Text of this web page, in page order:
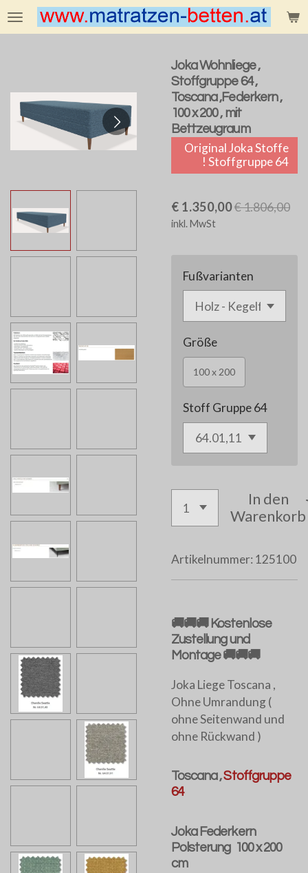
Zum
Hauptinhalt
Joka Wohnliege ,
Stoffgruppe 64 ,
Toscana ,Federkern ,
100 x 200 , mit
Bettzeugraum
Original Joka Stoffe
! Stoffgruppe 64
€ 1.350,00€ 1.806,00
inkl. MwSt
Fußvarianten
Größe
100 x 200
Stoff Gruppe 64
In den
Warenkorb
Artikelnummer: 125100
🚚🚚🚚 Kostenlose
Zustellung und
Montage 🚚🚚🚚
Joka Liege Toscana ,
Ohne Umrandung (
ohne Seitenwand und
ohne Rückwand )
Toscana ,Stoffgruppe
64
Joka Federkern
Polsterung 100 x 200
cm